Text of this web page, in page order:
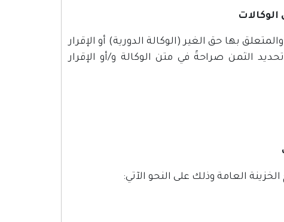
بها حق الغير (الوكالة الدورية) أو الإقرار
الثمن صراحةً في متن الوكالة و/أو الإقرار
العامة وذلك على النحو الآتي: